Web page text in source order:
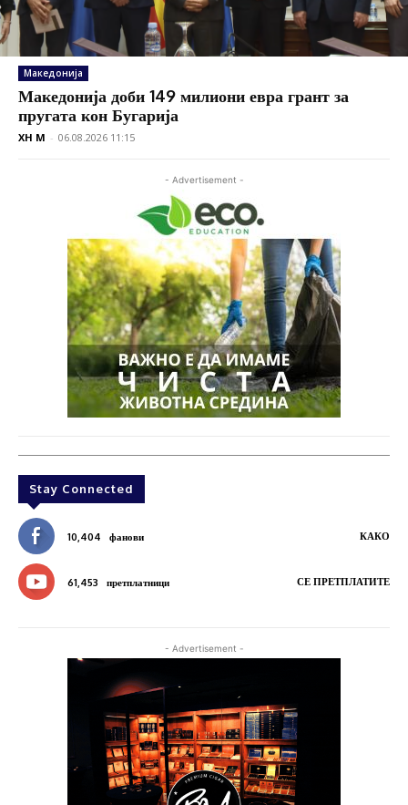
Македонија
Македонија доби 149 милиони евра грант за
пругата кон Бугарија
XH M - 06.08.2026 11:15
- Advertisement -
Stay Connected
10,404 фанови КАКО
61,453 претплатници СЕ ПРЕТПЛАТИТЕ
- Advertisement -